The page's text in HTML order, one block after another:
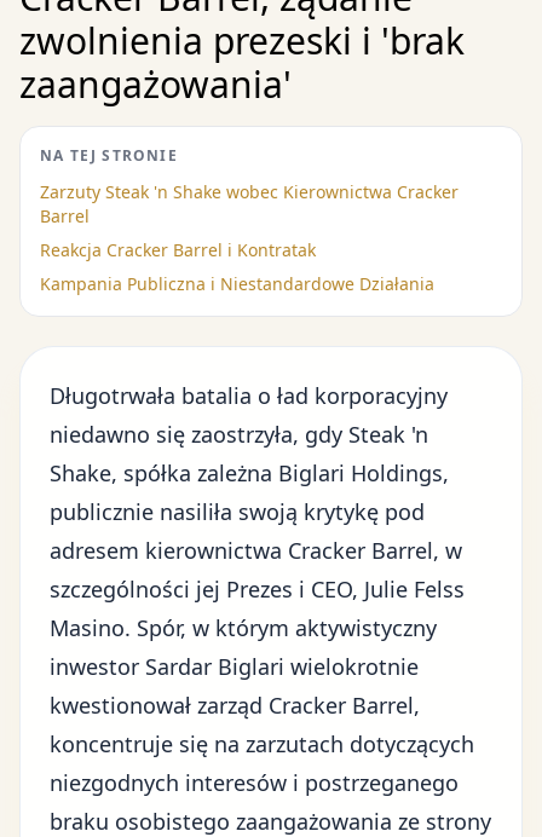
zwolnienia prezeski i 'brak
zaangażowania'
NA TEJ STRONIE
Zarzuty Steak 'n Shake wobec Kierownictwa Cracker
Barrel
Reakcja Cracker Barrel i Kontratak
Kampania Publiczna i Niestandardowe Działania
Długotrwała batalia o ład korporacyjny
niedawno się zaostrzyła, gdy Steak 'n
Shake, spółka zależna Biglari Holdings,
publicznie nasiliła swoją krytykę pod
adresem kierownictwa Cracker Barrel, w
szczególności jej Prezes i CEO, Julie Felss
Masino. Spór, w którym aktywistyczny
inwestor Sardar Biglari wielokrotnie
kwestionował zarząd Cracker Barrel,
koncentruje się na zarzutach dotyczących
niezgodnych interesów i postrzeganego
braku osobistego zaangażowania ze strony